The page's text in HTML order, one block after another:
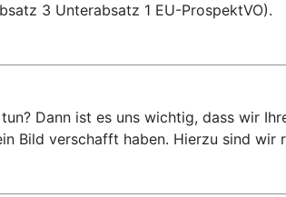
3 Unterabsatz 1 EU-ProspektVO).
Dann ist es uns wichtig, dass wir
Bild verschafft haben. Hierzu sind